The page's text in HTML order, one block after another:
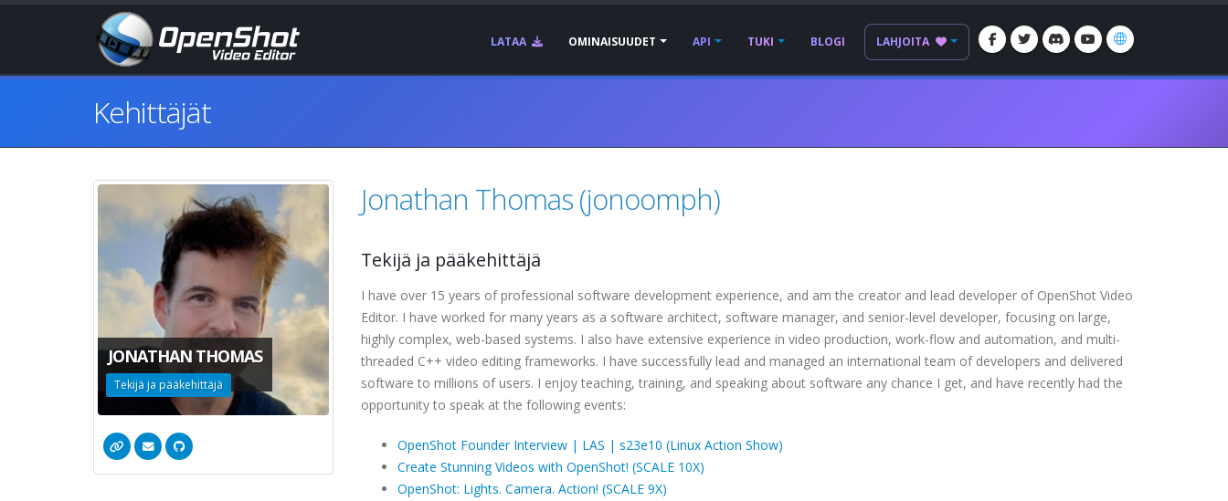
LATAA OMINAISUUDET API TUKI BLOGI LAHJOITA
Kehittäjät
JONATHAN THOMAS
Tekijä ja pääkehittäjä
Jonathan Thomas (jonoomph)
Tekijä ja pääkehittäjä
I have over 15 years of professional software development experience, and am the creator and lead developer of OpenShot Video
Editor. I have worked for many years as a software architect, software manager, and senior-level developer, focusing on large,
highly complex, web-based systems. I also have extensive experience in video production, work-flow and automation, and multi-
threaded C++ video editing frameworks. I have successfully lead and managed an international team of developers and delivered
software to millions of users. I enjoy teaching, training, and speaking about software any chance I get, and have recently had the
opportunity to speak at the following events:
OpenShot Founder Interview | LAS | s23e10 (Linux Action Show)
Create Stunning Videos with OpenShot! (SCALE 10X)
OpenShot: Lights. Camera. Action! (SCALE 9X)